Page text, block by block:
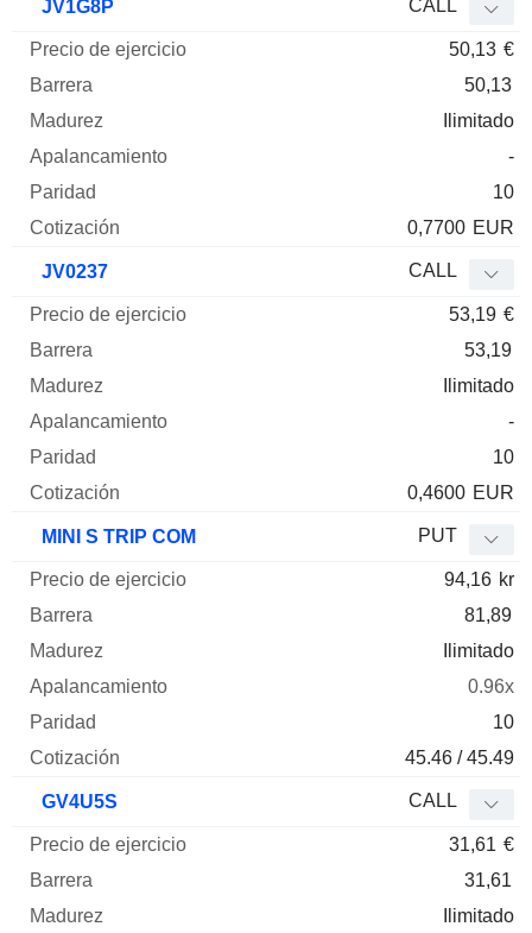
JV1G8P CALL
50,13 €
50,13
Ilimitado
-
10
0,7700 EUR
JV0237 CALL
53,19 €
53,19
Ilimitado
-
10
0,4600 EUR
MINI S TRIP COM PUT
94,16 kr
81,89
Ilimitado
0.96x
10
45.46 / 45.49
GV4U5S CALL
31,61 €
31,61
Ilimitado